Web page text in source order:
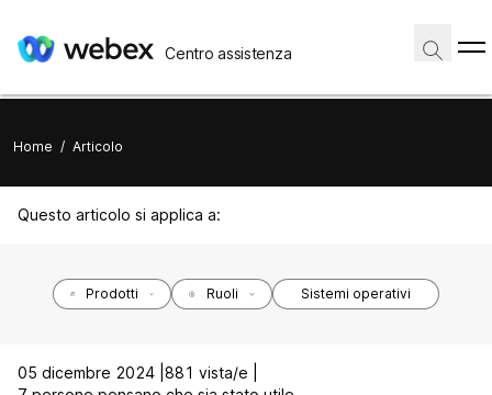
Centro assistenza
Home / Articolo
Questo articolo si applica a:
Prodotti Ruoli Sistemi operativi
05 dicembre 2024 | 881 vista/e |